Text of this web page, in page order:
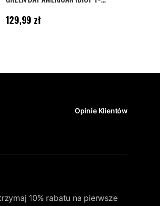
Cena :129,99 zł
129,99 zł
Opinie Klientów
10% rabatu na pierwsze